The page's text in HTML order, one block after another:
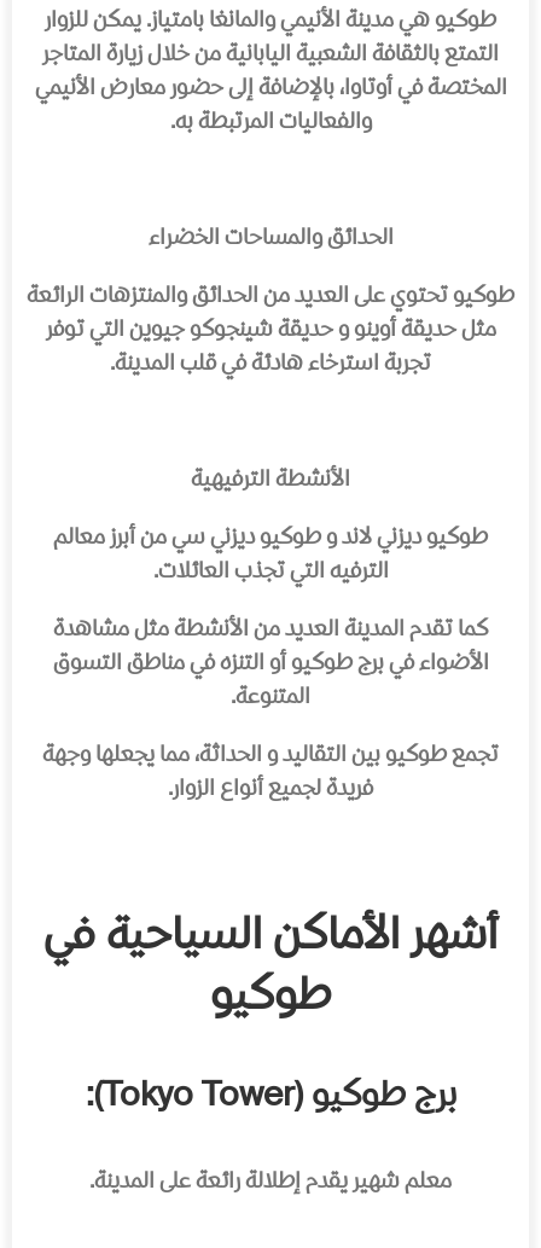
طوكيو هي مدينة الأنيمي والمانغا بامتياز. يمكن للزوار
التمتع بالثقافة الشعبية اليابانية من خلال زيارة المتاجر
المختصة فيأوتاوا، بالإضافة إلى حضور معارض الأنيمي
والفعاليات المرتبطة به.
الحدائق والمساحات الخضراء
طوكيو تحتوي على العديد من الحدائق والمنتزهات الرائعة
مثلحديقة أوينووحديقة شينجوكو جيوينالتي توفر
تجربة استرخاء هادئة في قلب المدينة.
الأنشطة الترفيهية
طوكيو ديزني لاندوطوكيو ديزني سيمن أبرز معالم
الترفيه التي تجذب العائلات.
كما تقدم المدينة العديد من الأنشطة مثل مشاهدة
الأضواء فيبرج طوكيوأو التنزه في مناطق التسوق
المتنوعة.
تجمع طوكيو بينالتقاليدوالحداثة، مما يجعلها وجهة
فريدة لجميع أنواع الزوار.
أشهر الأماكن السياحية في
طوكيو
برج طوكيو (Tokyo Tower):
معلم شهير يقدم إطلالة رائعة على المدينة.